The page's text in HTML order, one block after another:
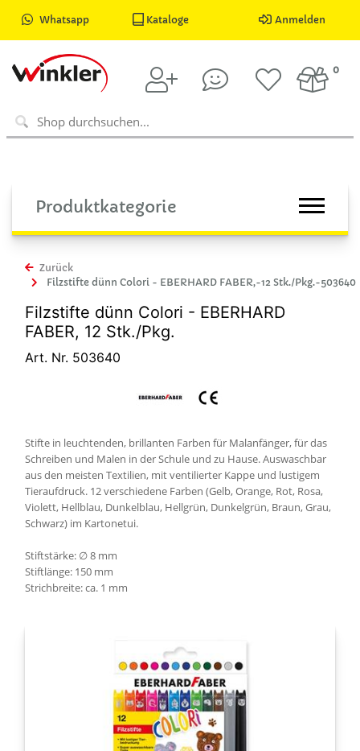
Whatsapp Kataloge Anmelden
0
Produktkategorie
Zurück
Filzstifte dünn Colori - EBERHARD FABER,-12 Stk./Pkg.-503640
Filzstifte dünn Colori - EBERHARD
FABER, 12 Stk./Pkg.
Art. Nr. 503640
Stifte in leuchtenden, brillanten Farben für Malanfänger, für das
Schreiben und Malen in der Schule und zu Hause. Auswaschbar
aus den meisten Textilien, mit ventilierter Kappe und lustigem
Tieraufdruck. 12 verschiedene Farben (Gelb, Orange, Rot, Rosa,
Violett, Hellblau, Dunkelblau, Hellgrün, Dunkelgrün, Braun, Grau,
Schwarz) im Kartonetui.
Stiftstärke: ∅ 8 mm
Stiftlänge: 150 mm
Strichbreite: ca. 1 mm